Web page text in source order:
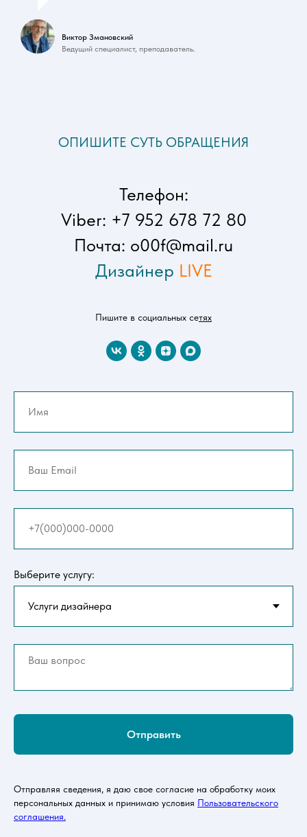
Виктор Змановский
Ведущий специалист, преподаватель.
ОПИШИТЕ СУТЬ ОБРАЩЕНИЯ
Телефон:
Viber: +7 952 678 72 80
Почта: o00f@mail.ru
Дизайнер LIVE
Пишите в социальных сетях
Выберите услугу:
Отправить
Отправляя сведения, я даю свое согласие на обработку моих
персональных данных и принимаю условия Пользовательского
соглашения.